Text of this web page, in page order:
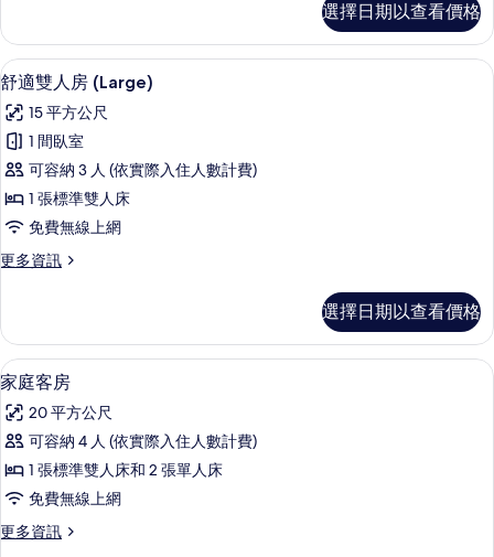
片
房
的
詳
選擇日期以查看價格
顯
示
舒
適
雙
人
(Large)
所
有
相
片
舒適雙人房 (Large) | 客房內保險箱、
8
舒適雙人房 (Large)
15 平方公尺
1 間臥室
可容納 3 人 (依實際入住人數計費)
1 張標準雙人床
免費無線上網
更多資訊
更
雙
人
房
(Large)
的
詳
選擇日期以查看價格
顯
示
家
庭
客
的
家庭客房 | 客房內保險箱、書桌、遮
8
家庭客房
20 平方公尺
可容納 4 人 (依實際入住人數計費)
1 張標準雙人床和 2 張單人床
免費無線上網
更多資訊
更